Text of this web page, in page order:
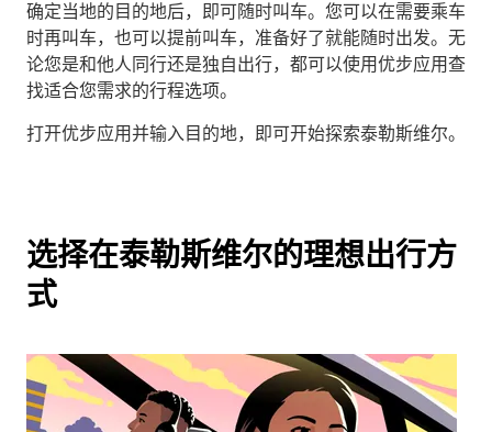
确定当地的目的地后，即可随时叫车。您可以在需要乘车
时再叫车，也可以提前叫车，准备好了就能随时出发。无
论您是和他人同行还是独自出行，都可以使用优步应用查
找适合您需求的行程选项。
打开优步应用并输入目的地，即可开始探索泰勒斯维尔。
选择在泰勒斯维尔的理想出行方
式